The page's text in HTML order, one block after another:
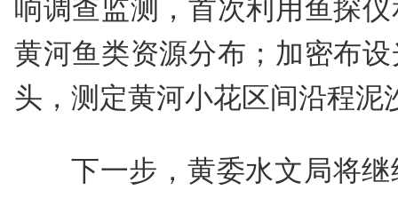
响调查监测，首次利用鱼探
黄河鱼类资源分布；加密布
头，测定黄河小花区间沿程泥
下一步，黄委水文局将